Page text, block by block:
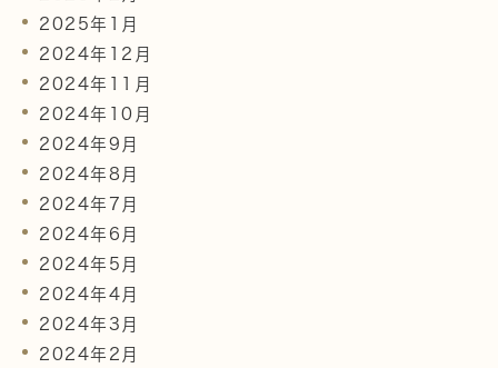
2025年1月
2024年12月
2024年11月
2024年10月
2024年9月
2024年8月
2024年7月
2024年6月
2024年5月
2024年4月
2024年3月
2024年2月